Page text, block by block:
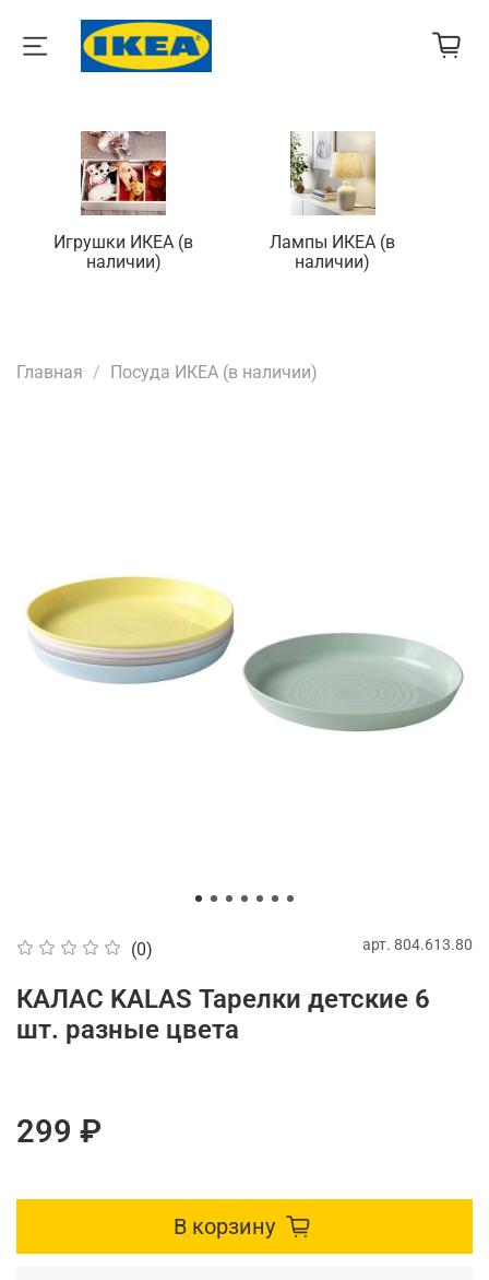
Игрушки ИКЕА (в
наличии)
Лампы ИКЕА (в
наличии)
Главная Посуда ИКЕА (в наличии)
(0) арт. 804.613.80
КАЛАС KALAS Тарелки детские 6
шт. разные цвета
299 ₽
В корзину